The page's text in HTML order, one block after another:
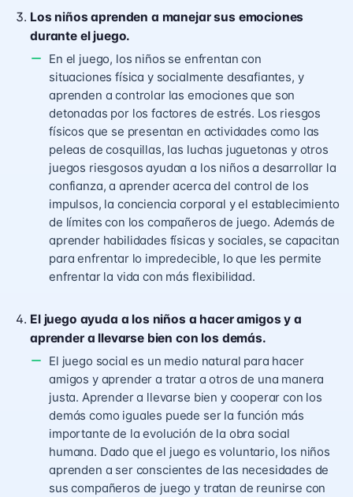
Los niños aprenden a manejar sus emociones
durante el juego.
En el juego, los niños se enfrentan con
situaciones física y socialmente desafiantes, y
aprenden a controlar las emociones que son
detonadas por los factores de estrés. Los riesgos
físicos que se presentan en actividades como las
peleas de cosquillas, las luchas juguetonas y otros
juegos riesgosos ayudan a los niños a desarrollar la
confianza, a aprender acerca del control de los
impulsos, la conciencia corporal y el establecimiento
de límites con los compañeros de juego. Además de
aprender habilidades físicas y sociales, se capacitan
para enfrentar lo impredecible, lo que les permite
enfrentar la vida con más flexibilidad.
El juego ayuda a los niños a hacer amigos y a
aprender a llevarse bien con los demás.
El juego social es un medio natural para hacer
amigos y aprender a tratar a otros de una manera
justa. Aprender a llevarse bien y cooperar con los
demás como iguales puede ser la función más
importante de la evolución de la obra social
humana. Dado que el juego es voluntario, los niños
aprenden a ser conscientes de las necesidades de
sus compañeros de juego y tratan de reunirse con